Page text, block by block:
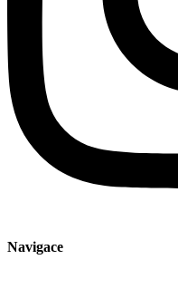
Navigace